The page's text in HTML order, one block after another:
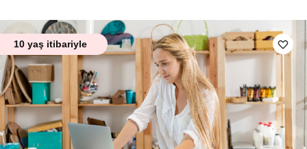
10 yaş itibariyle